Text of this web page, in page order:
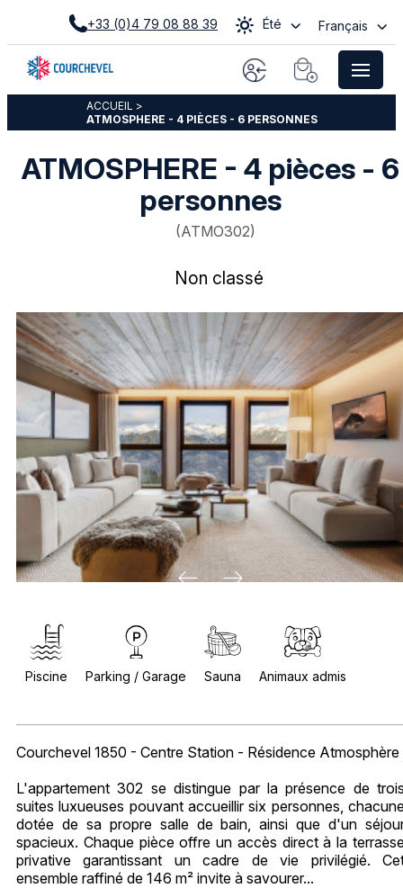
+33 (0)4 79 08 88 39 Été Français
ACCUEIL >
ATMOSPHERE - 4 PIÈCES - 6 PERSONNES
ATMOSPHERE - 4 pièces - 6
personnes
(ATMO302)
Non classé
Piscine Parking / Garage Sauna Animaux admis
Courchevel 1850 - Centre Station - Résidence Atmosphère
L'appartement 302 se distingue par la présence de
suites luxueuses pouvant accueillir six personnes,
dotée de sa propre salle de bain, ainsi que d'un
spacieux. Chaque pièce offre un accès direct à la
privative garantissant un cadre de vie privilégié.
ensemble raffiné de 146 m² invite à savourer...